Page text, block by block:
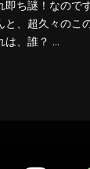
即ち謎！なので
と、超久々のこ
は、誰？ …